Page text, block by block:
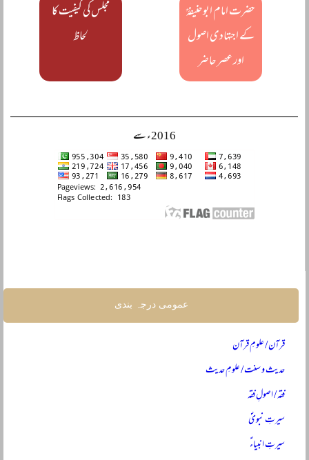
حضرت امام ابوحنیفہؒ
کے اجتہادی اصول
اور عصر حاضر
مجلس کی کیفیت کا
لحاظ
2016ء سے
عمومی درجہ بندی
قرآن / علومِ قرآن
حدیث و سنت / علومِ حدیث
فقہ / اصولِ فقہ
سیرتِ نبویؐ
سیرتِ انبیاءؑ